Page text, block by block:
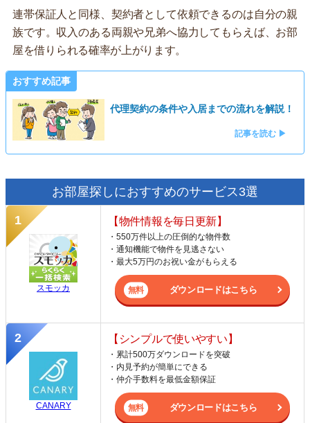
連帯保証人と同様、契約者として依頼できるのは自分の親
族です。収入のある両親や兄弟へ協力してもらえば、お部
屋を借りられる確率が上がります。
おすすめ記事
代理契約の条件や入居までの流れを解説！
記事を読む ▶
お部屋探しにおすすめのサービス3選
スモッカ
【物件情報を毎日更新】
・550万件以上の圧倒的な物件数
・通知機能で物件を見逃さない
・最大5万円のお祝い金がもらえる
ダウンロードはこちら
CANARY
【シンプルで使いやすい】
・累計500万ダウンロードを突破
・内見予約が簡単にできる
・仲介手数料を最低金額保証
ダウンロードはこちら